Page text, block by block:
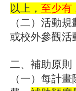
以上， 至少有
（二）活動
或校外參觀活
二、補助原則
（一）每計